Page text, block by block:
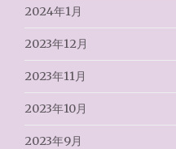
2024年1月
2023年12月
2023年11月
2023年10月
2023年9月